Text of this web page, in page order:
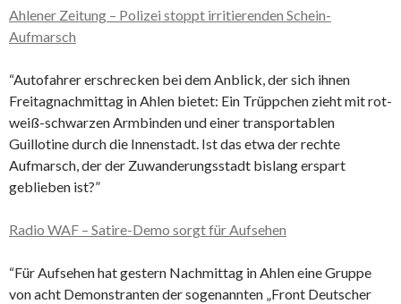
Ahlener Zeitung – Polizei stoppt irritierenden Schein-
Aufmarsch
“Autofahrer erschrecken bei dem Anblick, der sich ihnen
Freitagnachmittag in Ahlen bietet: Ein Trüppchen zieht mit rot-
weiß-schwarzen Armbinden und einer transportablen
Guillotine durch die Innenstadt. Ist das etwa der rechte
Aufmarsch, der der Zuwanderungsstadt bislang erspart
geblieben ist?”
Radio WAF – Satire-Demo sorgt für Aufsehen
“Für Aufsehen hat gestern Nachmittag in Ahlen eine Gruppe
von acht Demonstranten der sogenannten „Front Deutscher